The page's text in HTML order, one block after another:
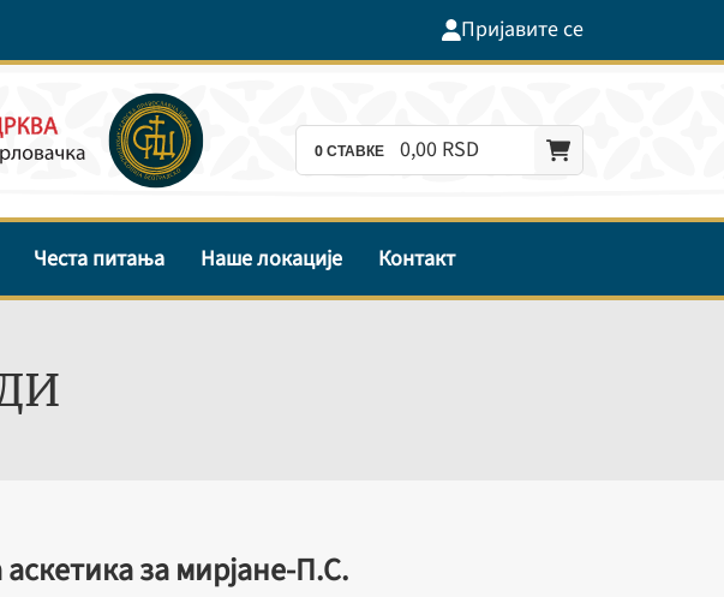
Пријавите се
0СТАВКЕ 0,00 RSD
Честа питања Наше локације Контакт
за мирјане-П.С.